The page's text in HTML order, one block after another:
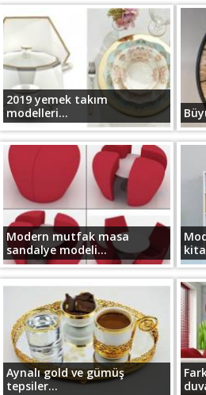
2019 yemek takım
modelleri...
Modern mutfak masa
sandalye modeli...
Aynalı gold ve gümüş
tepsiler...